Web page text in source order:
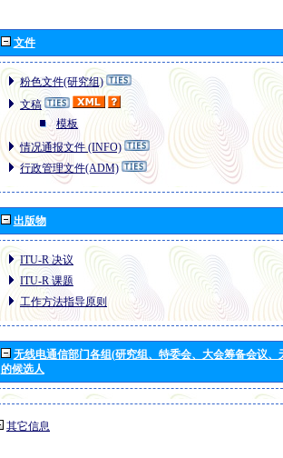
文件
粉色文件(研究组)
文稿
模板
情况通报文件 (INFO)
行政管理文件(ADM)
出版物
ITU-R 决议
ITU-R 课题
工作方法指导原则
无线电通信部门各组(研究组、特委会、大会筹备会议
的候选人
其它信息